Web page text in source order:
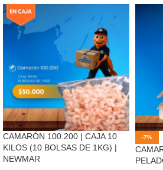
CAMARÓN 100.200 | CAJA 10
KILOS (10 BOLSAS DE 1KG) |
NEWMAR
-7%